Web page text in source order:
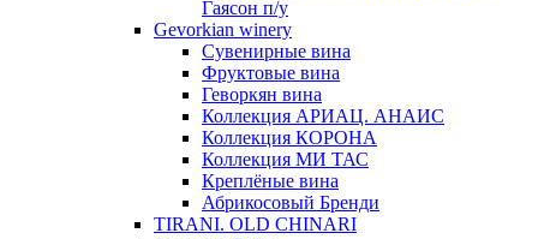
Гаясон п/у
Gevorkian winery
Сувенирные вина
Фруктовые вина
Геворкян вина
Коллекция АРИАЦ. АНАИС
Коллекция КОРОНА
Коллекция МИ ТАС
Креплёные вина
Абрикосовый Бренди
TIRANI. OLD CHINARI